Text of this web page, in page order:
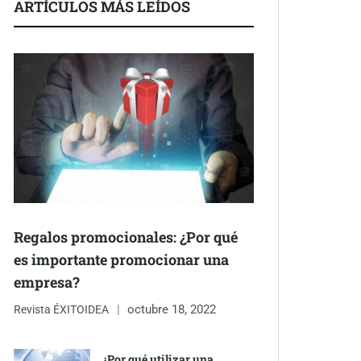
ARTÍCULOS MÁS LEÍDOS
Regalos promocionales: ¿Por qué
es importante promocionar una
empresa?
Revista ÉXITOIDEA octubre 18, 2022